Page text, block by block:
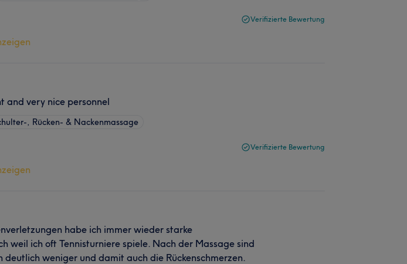
Verifizierte Bewertung
and very nice personnel
, Rücken- & Nackenmassage
Verifizierte Bewertung
habe ich immer wieder starke
weil ich oft Tennisturniere spiele. Nach der Massage sind
deutlich weniger und damit auch die Rückenschmerzen.